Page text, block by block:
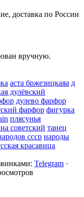
доставка по России
вручную.
аста бржезицкаяа д
дулёвский
дулево фарфор
фарфор фигурка
плясунья
советский танец
ссср народы
красавица
Telegram ·